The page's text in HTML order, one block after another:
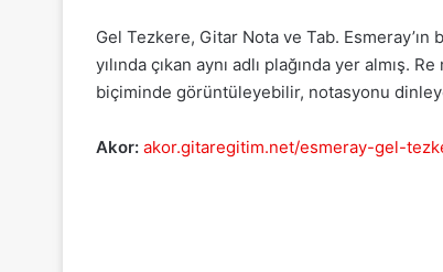
Gel Tezkere, Gitar Nota ve Tab. Esmeray’ın
yılında çıkan aynı adlı plağında yer almış.
biçiminde görüntüleyebilir, notasyonu
Akor: akor.gitaregitim.net/esmeray-gel-